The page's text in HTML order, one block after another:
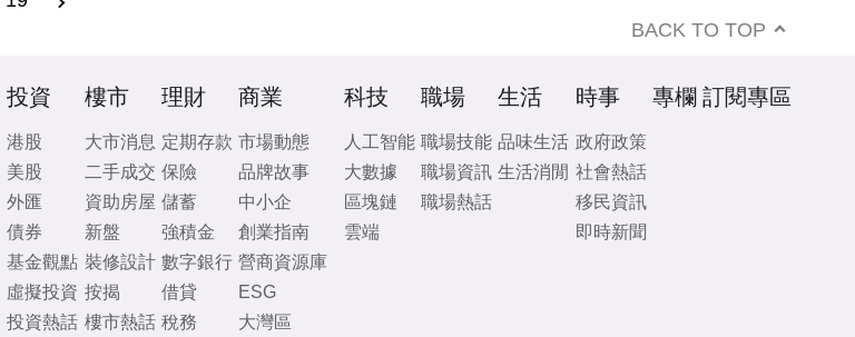
BACK TO TOP
投資
港股
美股
外匯
債券
基金觀點
虛擬投資
投資熱話
樓市
大市消息
二手成交
資助房屋
新盤
裝修設計
按揭
樓市熱話
理財
定期存款
保險
儲蓄
強積金
數字銀行
借貸
稅務
商業
市場動態
品牌故事
中小企
創業指南
營商資源庫
ESG
大灣區
科技
人工智能
大數據
區塊鏈
雲端
職場
職場技能
職場資訊
職場熱話
生活
品味生活
生活消閒
時事
政府政策
社會熱話
移民資訊
即時新聞
專欄 訂閱專區